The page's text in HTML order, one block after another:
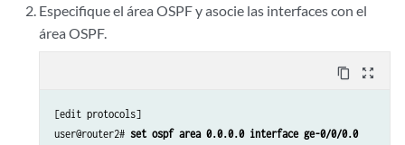
Especifique el área OSPF y asocie las interfaces con el
área OSPF.
content_copy zoom_out_map
[edit protocols]
user@router2# set ospf area 0.0.0.0 interface ge-0/0/0.0